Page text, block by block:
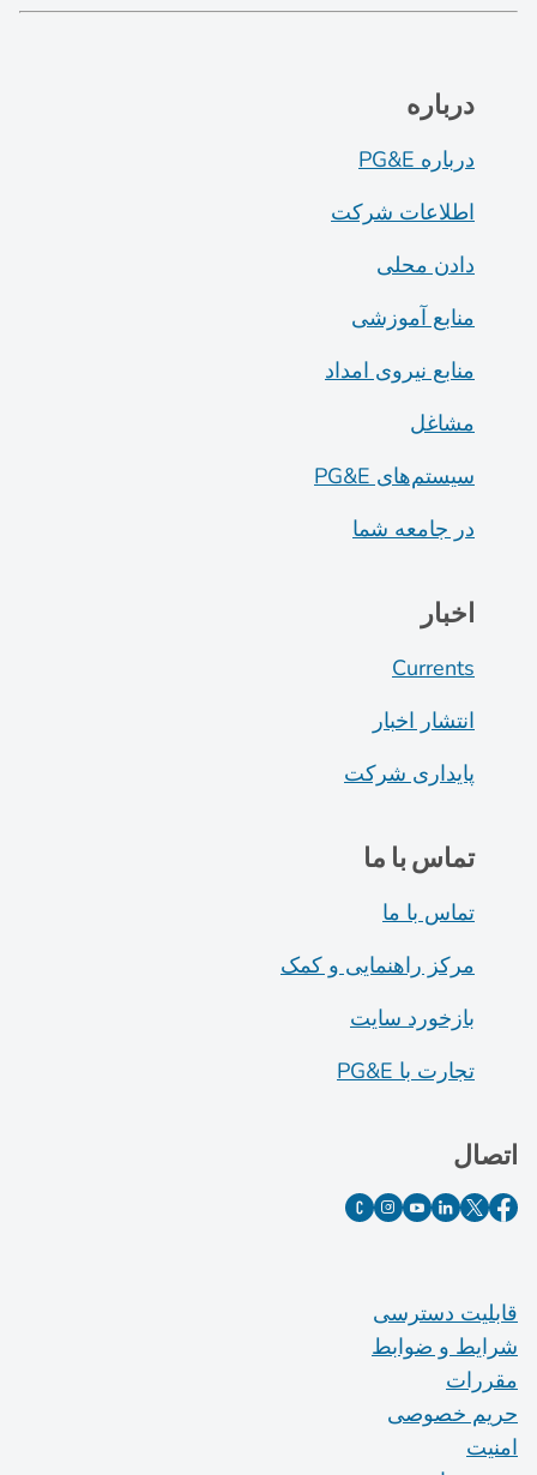
درباره
درباره PG&E
اطلاعات شرکت
دادن محلی
منابع آموزشی
منابع نیروی امداد
مشاغل
سیستم‌های PG&E
در جامعه شما
اخبار
Currents
انتشار اخبار
پایداری شرکت
تماس با ما
تماس با ما
مرکز راهنمایی و کمک
بازخورد سایت
تجارت با PG&E
اتصال
قابلیت دسترسی
شرایط و ضوابط
مقررات
حریم خصوصی
امنیت